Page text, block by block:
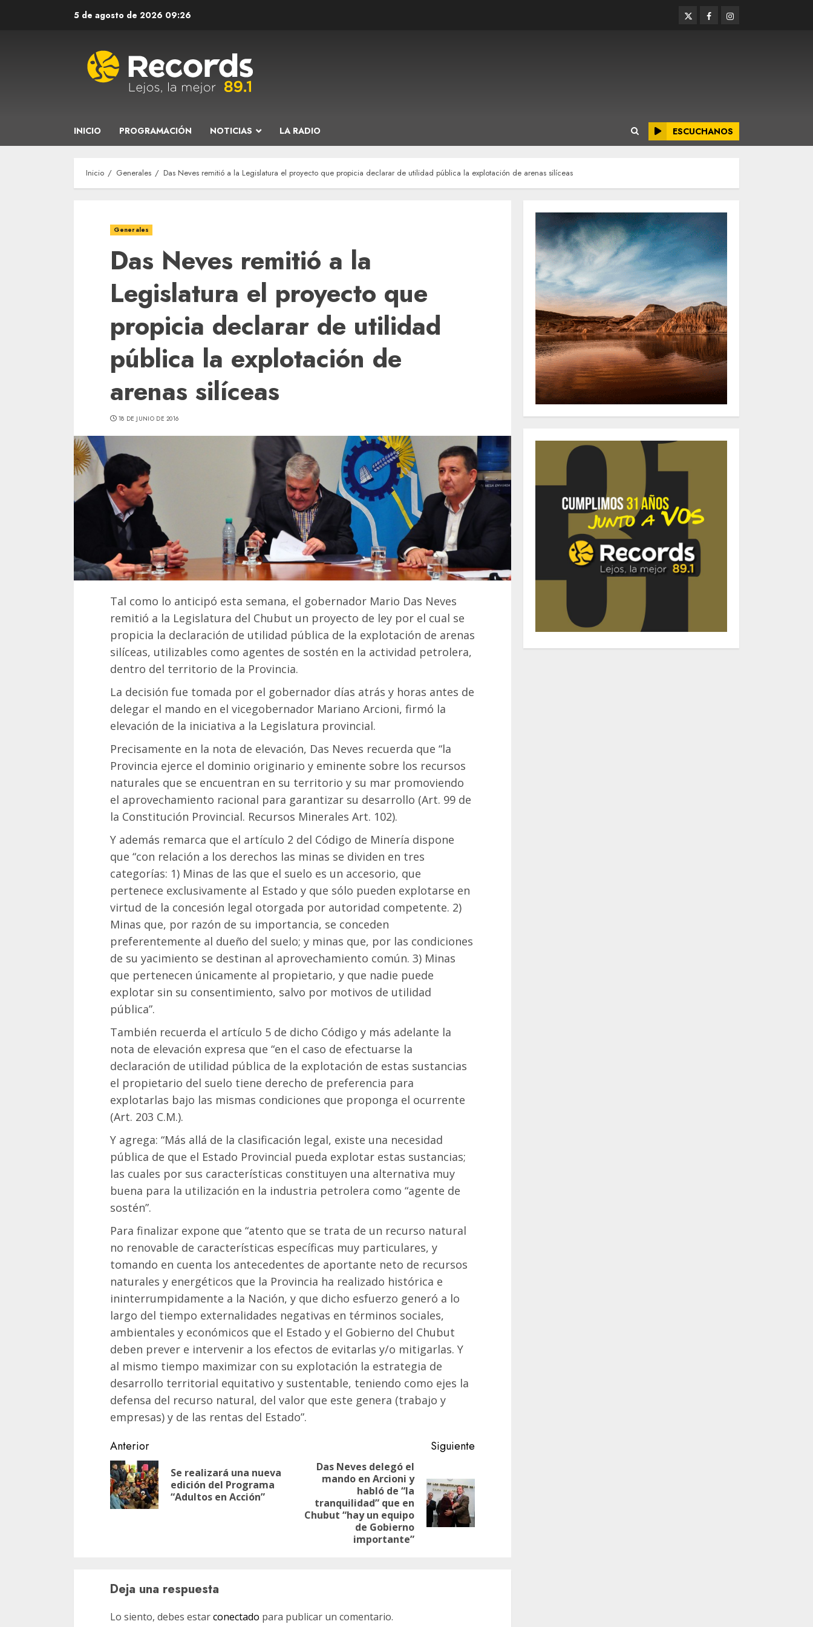
5 de agosto de 2026 09:26 TwitterFacebookInstagram
INICIO PROGRAMACIÓN NOTICIAS LA RADIO ESCUCHANOS
Inicio Generales Das Neves remitió a la Legislatura el proyecto que propicia declarar de utilidad pública la explotación de arenas silíceas
Generales
Das Neves remitió a la
Legislatura el proyecto que
propicia declarar de utilidad
pública la explotación de
arenas silíceas
18 DE JUNIO DE 2016
Tal como lo anticipó esta semana, el gobernador Mario Das Neves
remitió a la Legislatura del Chubut un proyecto de ley por el cual se
propicia la declaración de utilidad pública de la explotación de arenas
silíceas, utilizables como agentes de sostén en la actividad petrolera,
dentro del territorio de la Provincia.
La decisión fue tomada por el gobernador días atrás y horas antes de
delegar el mando en el vicegobernador Mariano Arcioni, firmó la
elevación de la iniciativa a la Legislatura provincial.
Precisamente en la nota de elevación, Das Neves recuerda que “la
Provincia ejerce el dominio originario y eminente sobre los recursos
naturales que se encuentran en su territorio y su mar promoviendo
el aprovechamiento racional para garantizar su desarrollo (Art. 99 de
la Constitución Provincial. Recursos Minerales Art. 102).
Y además remarca que el artículo 2 del Código de Minería dispone
que “con relación a los derechos las minas se dividen en tres
categorías: 1) Minas de las que el suelo es un accesorio, que
pertenece exclusivamente al Estado y que sólo pueden explotarse en
virtud de la concesión legal otorgada por autoridad competente. 2)
Minas que, por razón de su importancia, se conceden
preferentemente al dueño del suelo; y minas que, por las condiciones
de su yacimiento se destinan al aprovechamiento común. 3) Minas
que pertenecen únicamente al propietario, y que nadie puede
explotar sin su consentimiento, salvo por motivos de utilidad
pública”.
También recuerda el artículo 5 de dicho Código y más adelante la
nota de elevación expresa que “en el caso de efectuarse la
declaración de utilidad pública de la explotación de estas sustancias
el propietario del suelo tiene derecho de preferencia para
explotarlas bajo las mismas condiciones que proponga el ocurrente
(Art. 203 C.M.).
Y agrega: “Más allá de la clasificación legal, existe una necesidad
pública de que el Estado Provincial pueda explotar estas sustancias;
las cuales por sus características constituyen una alternativa muy
buena para la utilización en la industria petrolera como “agente de
sostén”.
Para finalizar expone que “atento que se trata de un recurso natural
no renovable de características específicas muy particulares, y
tomando en cuenta los antecedentes de aportante neto de recursos
naturales y energéticos que la Provincia ha realizado histórica e
ininterrumpidamente a la Nación, y que dicho esfuerzo generó a lo
largo del tiempo externalidades negativas en términos sociales,
ambientales y económicos que el Estado y el Gobierno del Chubut
deben prever e intervenir a los efectos de evitarlas y/o mitigarlas. Y
al mismo tiempo maximizar con su explotación la estrategia de
desarrollo territorial equitativo y sustentable, teniendo como ejes la
defensa del recurso natural, del valor que este genera (trabajo y
empresas) y de las rentas del Estado”.
Navegación
de
entradas
Anterior
Entrada
anterior:
Se realizará una nueva
edición del Programa
“Adultos en Acción”
Siguiente
Siguiente
entrada:
Das Neves delegó el
mando en Arcioni y
habló de “la
tranquilidad” que en
Chubut “hay un equipo
de Gobierno
importante”
Deja una respuesta
Lo siento, debes estarconectado para publicar un comentario.